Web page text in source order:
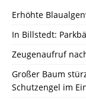
Erhöhte
In Billstedt:
Zeugenaufruf
Großer Baum
Schutzengel im